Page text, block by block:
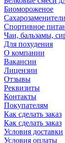
Биомороженое
Сахарозаменители
Спортивное
Чаи, бальзамы,
Для похудения
О компании
Вакансии
Лицензии
Отзывы
Реквизиты
Контакты
Покупателям
Как сделать заказ
Как сделать заказ
Условия доставки
Условия оплаты